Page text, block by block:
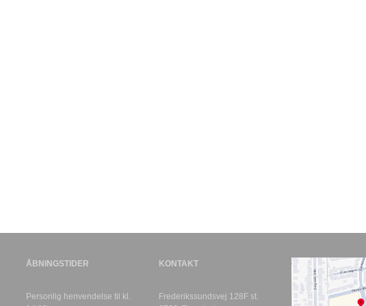
ÅBNINGSTIDER
Personlig henvendelse til kl.
KONTAKT
Frederikssundsvej 128F st.